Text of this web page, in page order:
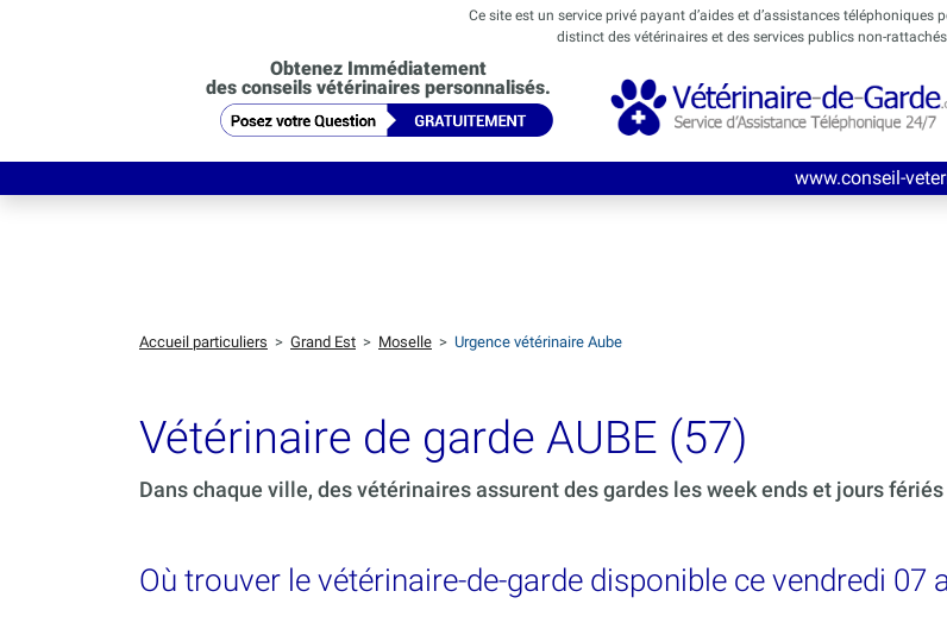
Ce site est un service privé payant d’aides et d’assistances téléphoniques
distinct des vétérinaires et des services publics non-
Obtenez Immédiatement
des conseils vétérinaires personnalisés.
www.conseil-veterinaire.com
Accueil particuliers > Grand Est > Moselle > Urgence vétérinaire Aube
Vétérinaire de garde AUBE (57)
Dans chaque ville, des vétérinaires assurent des gardes les week ends et jours
Où trouver le vétérinaire-de-garde disponible ce vendredi 07